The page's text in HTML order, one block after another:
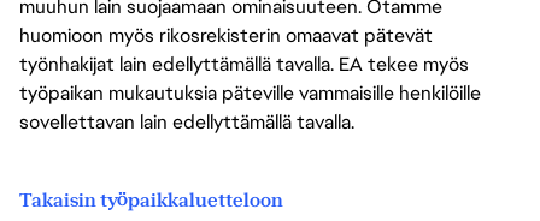
muuhun lain suojaamaan ominaisuuteen. Otamme
huomioon myös rikosrekisterin omaavat pätevät
työnhakijat lain edellyttämällä tavalla. EA tekee myös
työpaikan mukautuksia päteville vammaisille henkilöille
sovellettavan lain edellyttämällä tavalla.
Takaisin työpaikkaluetteloon